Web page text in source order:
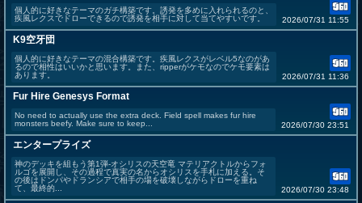
個人的に好きなテーマのガチ構築です。誘発を多めに入れられるのと、
疾風レクスでドローできるので誘発を相手に対して当てやすいです。
2026/07/31 11:55
K9空牙団
個人的に好きなテーマの混合構築です。疾風レクスがレベル5なのがあ
るので相性はいいかと思います。また、ripperがケモなのでケモ要素は
あります。
2026/07/31 11:36
Fur Hire Genesys Format
No need to actually use the extra deck. Field spell makes fur hire
monsters beefy. Make sure to keep...
2026/07/30 23:51
エンタープライズ
神のデッキを組もう第1弾-オシリスの天空竜 マテリアクトルからフォ
ルゴを展開し、その過程で真実の名からオシリスを手札に加える。そ
の後はドンパやドランシアで相手の場を破壊しながらドローを重ね
て、最終的...
2026/07/30 23:48